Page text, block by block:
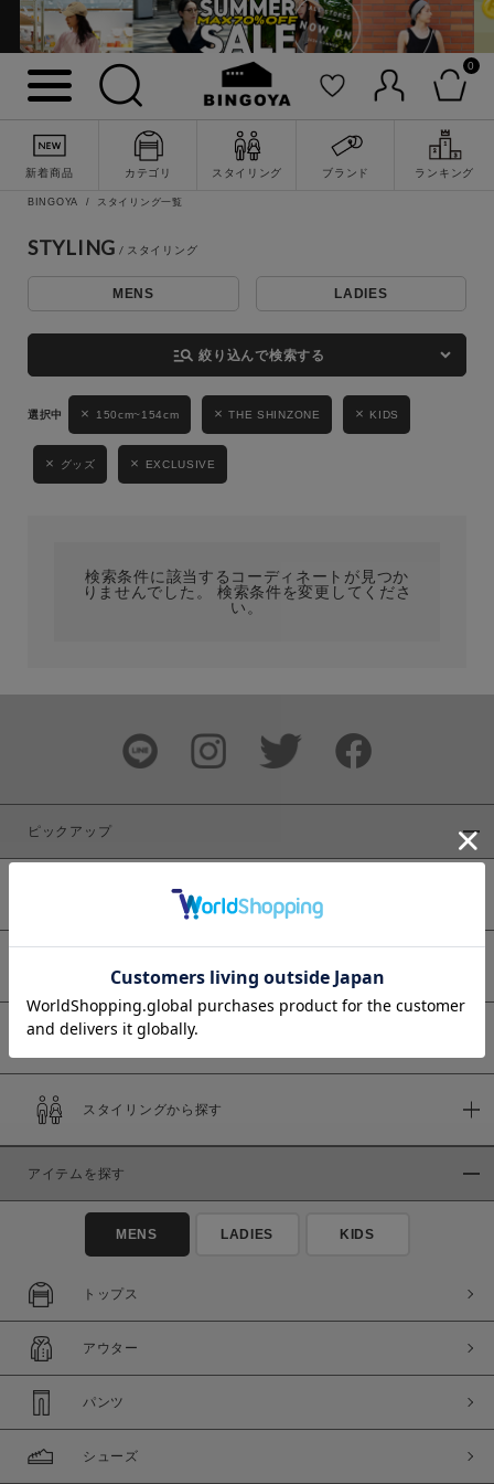
0
新着商品 カテゴリ スタイリング ブランド ランキング
詳細検索
キーワード
性別
MENS LADIES KIDS
ブランド
商品タイプ
通常商品
セール価格
在庫
在庫あり
BINGOYA スタイリング一覧
STYLING
MENS LADIES
manage_search 絞り込んで検索する
150cm~154cm THE SHINZONE KIDS
グッズ EXCLUSIVE
検索条件に該当するコーディネートが見つか
りませんでした。 検索条件を変更してくださ
い。
ピックアップ
予約商品
スタイリングから探す
アイテムを探す
MENS LADIES KIDS
トップス
アウター
パンツ
シューズ